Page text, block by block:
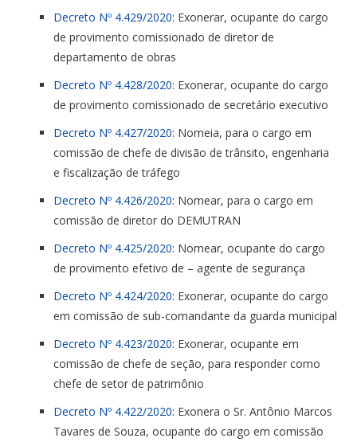
Decreto Nº 4.429/2020: Exonerar, ocupante do cargo
de provimento comissionado de diretor de
departamento de obras
Decreto Nº 4.428/2020: Exonerar, ocupante do cargo
de provimento comissionado de secretário executivo
Decreto Nº 4.427/2020: Nomeia, para o cargo em
comissão de chefe de divisão de trânsito, engenharia
e fiscalização de tráfego
Decreto Nº 4.426/2020: Nomear, para o cargo em
comissão de diretor do DEMUTRAN
Decreto Nº 4.425/2020: Nomear, ocupante do cargo
de provimento efetivo de – agente de segurança
Decreto Nº 4.424/2020: Exonerar, ocupante do cargo
em comissão de sub-comandante da guarda municipal
Decreto Nº 4.423/2020: Exonerar, ocupante em
comissão de chefe de seção, para responder como
chefe de setor de patrimônio
Decreto Nº 4.422/2020: Exonera o Sr. Antônio Marcos
Tavares de Souza, ocupante do cargo em comissão